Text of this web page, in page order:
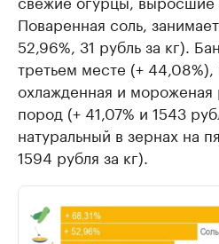
Поваренная соль,
52,96%, 31 рубль за кг).
третьем месте (+ 44,08%),
охлажденная и
пород (+ 41,07% и 1543
натуральный в зернах на
1594 рубля за кг).